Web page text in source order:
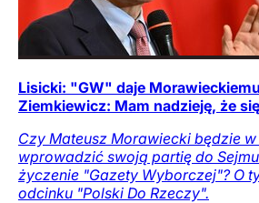
Lisicki: "GW" daje
Ziemkiewicz: Mam nadzieję, że
Czy Mateusz Morawiecki będzie
wprowadzić swoją partię do
życzenie "Gazety Wyborczej"? O
odcinku "Polski Do Rzeczy".